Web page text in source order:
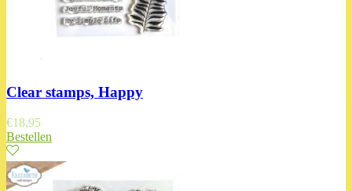
Clear stamps, Happy
€18,95
Bestellen